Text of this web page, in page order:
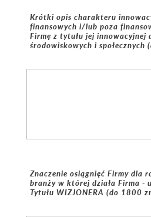
Krótki opis charakteru
finansowych i/lub poza
Firmę z tytułu jej innowacyjnej
środowiskowych i społecznych
Znaczenie osiągnięć Firmy dla
branży w której działa Firma -
Tytułu WIZJONERA (do 1800